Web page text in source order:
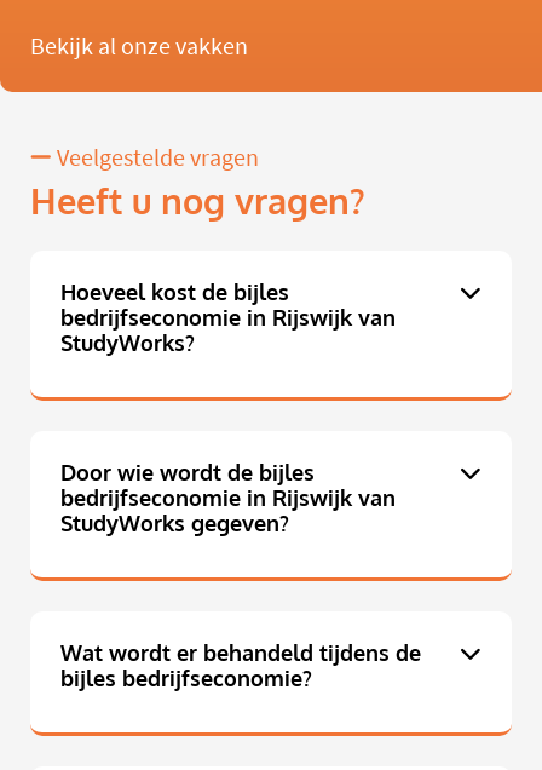
Bekijk al onze vakken
Veelgestelde vragen
Heeft u nog vragen?
Hoeveel kost de bijles
bedrijfseconomie in Rijswijk van
StudyWorks?
Door wie wordt de bijles
bedrijfseconomie in Rijswijk van
StudyWorks gegeven?
Wat wordt er behandeld tijdens de
bijles bedrijfseconomie?